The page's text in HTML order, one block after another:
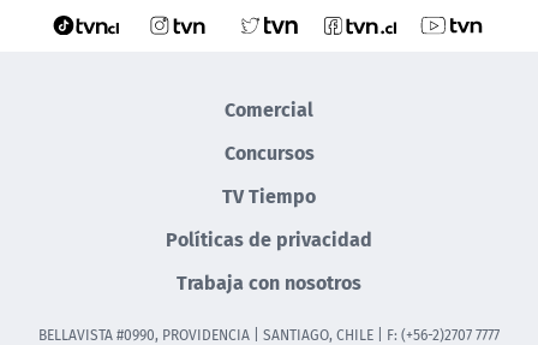
Comercial
Concursos
TV Tiempo
Políticas de privacidad
Trabaja con nosotros
BELLAVISTA #0990, PROVIDENCIA | SANTIAGO, CHILE | F: (+56-2)2707 7777